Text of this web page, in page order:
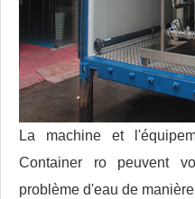
La machine et
Container ro peuvent
problème d'eau de